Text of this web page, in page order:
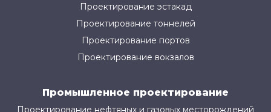
Проектирование эстакад
Проектирование тоннелей
Проектирование портов
Проектирование вокзалов
Промышленное проектирование
Проектирование нефтяных и газовых месторождений